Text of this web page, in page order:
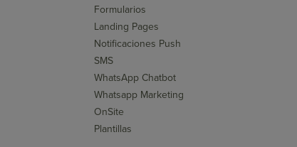
Formularios
Landing Pages
Notificaciones Push
SMS
WhatsApp Chatbot
Whatsapp Marketing
OnSite
Plantillas